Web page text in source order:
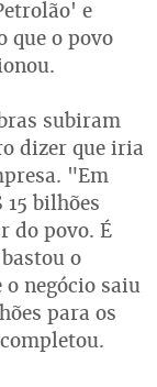
e
que o povo
subiram
dizer que iria
"Em
bilhões
do povo. É
o
negócio saiu
para os